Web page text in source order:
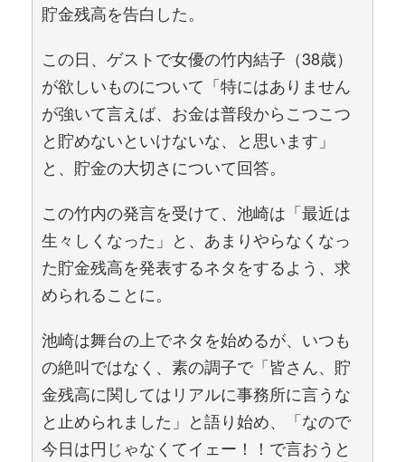
貯金残高を告白した。
この日、ゲストで女優の竹内結子（38歳）
が欲しいものについて「特にはありません
が強いて言えば、お金は普段からこつこつ
と貯めないといけないな、と思います」
と、貯金の大切さについて回答。
この竹内の発言を受けて、池崎は「最近は
生々しくなった」と、あまりやらなくなっ
た貯金残高を発表するネタをするよう、求
められることに。
池崎は舞台の上でネタを始めるが、いつも
の絶叫ではなく、素の調子で「皆さん、貯
金残高に関してはリアルに事務所に言うな
と止められました」と語り始め、「なので
今日は円じゃなくてイェー！！で言おうと